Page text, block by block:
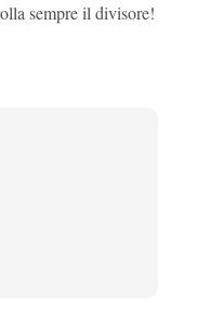
sempre il divisore!